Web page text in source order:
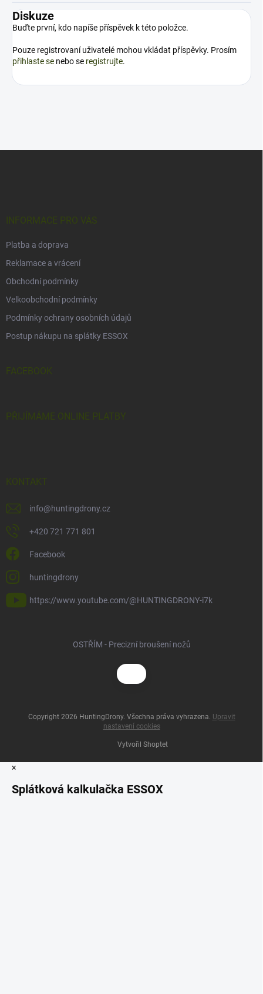
Diskuze
Buďte první, kdo napíše příspěvek k této položce.
Pouze registrovaní uživatelé mohou vkládat příspěvky. Prosím
přihlaste se nebo se registrujte.
INFORMACE PRO VÁS
Platba a doprava
Reklamace a vrácení
Obchodní podmínky
Velkoobchodní podmínky
Podmínky ochrany osobních údajů
Postup nákupu na splátky ESSOX
FACEBOOK
PŘIJÍMÁME ONLINE PLATBY
KONTAKT
info@huntingdrony.cz
+420 721 771 801
Facebook
huntingdrony
https://www.youtube.com/@HUNTINGDRONY-i7k
OSTŘÍM - Precizní broušení nožů
Vytvořil Shoptet
Copyright 2026 HuntingDrony. Všechna práva vyhrazena. Upravit
nastavení cookies
×
Splátková kalkulačka ESSOX